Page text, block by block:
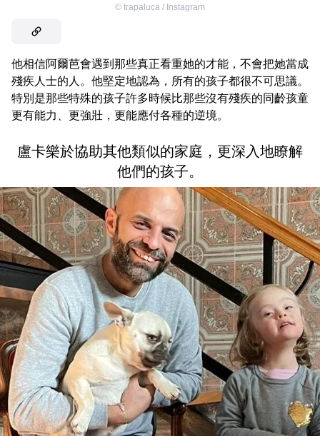
© trapaluca / Instagram
他相信阿爾芭會遇到那些真正看重她的才能，不會把她當成
殘疾人士的人。他堅定地認為，所有的孩子都很不可思議。
特別是那些特殊的孩子許多時候比那些沒有殘疾的同齡孩童
更有能力、更強壯，更能應付各種的逆境。
盧卡樂於協助其他類似的家庭，更深入地瞭解
他們的孩子。